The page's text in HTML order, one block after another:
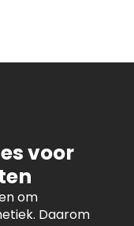
voor
om
Daarom